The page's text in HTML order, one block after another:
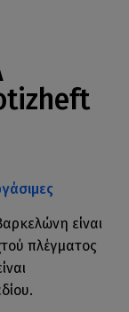
είναι
πλέγματος